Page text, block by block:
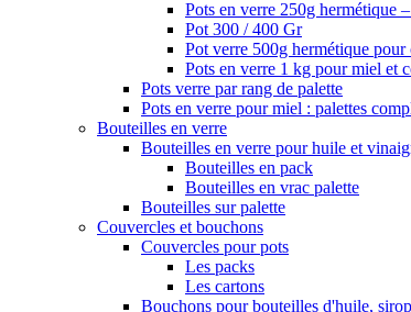
Pots en verre 250g hermétique
Pot 300 / 400 Gr
Pot verre 500g hermétique
Pots en verre 1 kg pour miel et
Pots verre par rang de palette
Pots en verre pour miel : palettes
Bouteilles en verre
Bouteilles en verre pour huile et
Bouteilles en pack
Bouteilles en vrac palette
Bouteilles sur palette
Couvercles et bouchons
Couvercles pour pots
Les packs
Les cartons
Bouchons pour bouteilles d'huile,